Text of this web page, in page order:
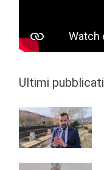
Ultimi pubblicati